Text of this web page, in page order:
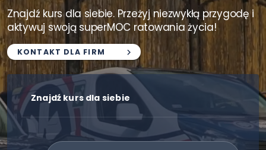
Znajdź kurs dla siebie. Przeżyj niezwykłą przygodę i
aktywuj swoją superMOC ratowania życia!
KONTAKT DLA FIRM
Znajdź kurs dla siebie